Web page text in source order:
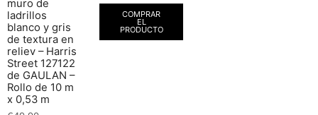
muro de
ladrillos
blanco y gris
de textura en
reliev – Harris
Street 127122
de GAULAN –
Rollo de 10 m
x 0,53 m
COMPRAR
EL
PRODUCTO